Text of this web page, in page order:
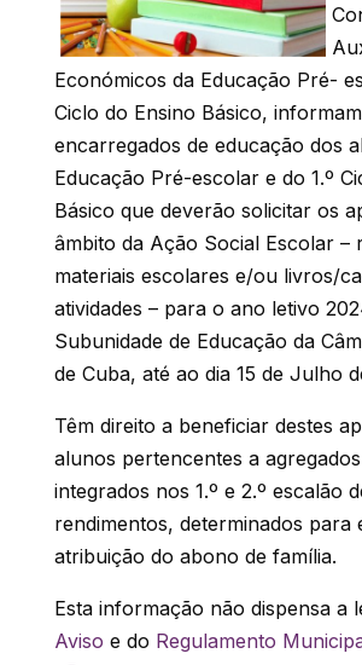
Económicos da Educação Pré-
Ciclo do Ensino Básico,
encarregados de educação dos
Educação Pré-escolar e do 1.º
Básico que deverão solicitar os
âmbito da Ação Social Escolar –
materiais escolares e/ou livros/
atividades – para o ano letivo
Subunidade de Educação da
de Cuba, até ao dia 15 de Julho
Têm direito a beneficiar destes
alunos pertencentes a
integrados nos 1.º e 2.º escalão
rendimentos, determinados para
atribuição do abono de família.
Esta informação não dispensa a
Aviso e do Regulamento